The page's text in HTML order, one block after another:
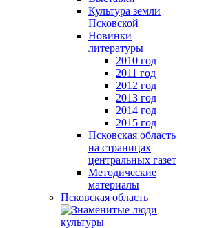
Культура земли
Псковской
Новинки
литературы
2010 год
2011 год
2012 год
2013 год
2014 год
2015 год
Псковская область
на страницах
центральных газет
Методические
материалы
Псковская область